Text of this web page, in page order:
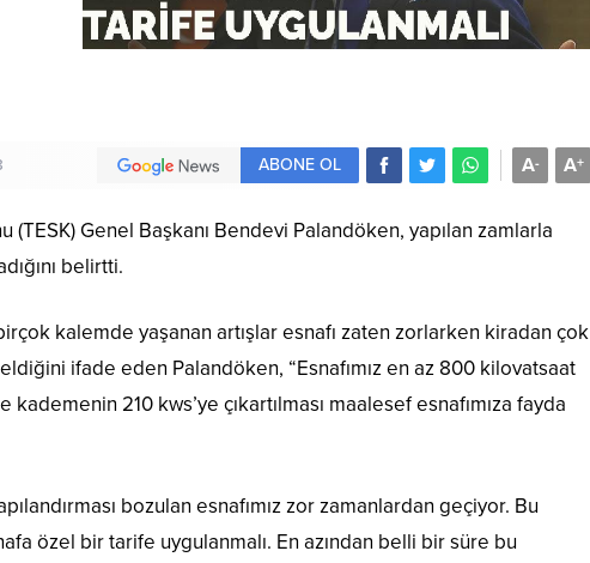
A+
A-
ABONE OL
Genel Başkanı Bendevi Palandöken, yapılan zamlarla
belirtti.
kalemde yaşanan artışlar esnafı zaten zorlarken kiradan çok
ifade eden Palandöken, “Esnafımız en az 800 kilovatsaat
210 kws’ye çıkartılması maalesef esnafımıza fayda
bozulan esnafımız zor zamanlardan geçiyor. Bu
özel bir tarife uygulanmalı. En azından belli bir süre bu